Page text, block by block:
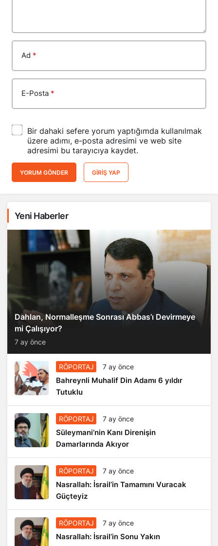
Ad *
E-Posta *
Bir dahaki sefere yorum yaptığımda kullanılmak
üzere adımı, e-posta adresimi ve web site
adresimi bu tarayıcıya kaydet.
YORUM GÖNDER GIRIŞ YAP
Yeni Haberler
Dahlan, Normalleşme Sonrası Abbas’ı Devirmeye
mi Çalışıyor?
7 ay önce
RÖPORTAJ 7 ay önce
Bahreynli Muhalif Din Adamı 6 yıldır
Tutuklu
RÖPORTAJ 7 ay önce
Süleymani’nin Kanı Direnişin
Damarlarında Akıyor
RÖPORTAJ 7 ay önce
Nasrallah: İsrail’in Tamamını Vuracak
Güçteyiz
RÖPORTAJ 7 ay önce
Nasrallah: İsrail’in Sonu Yakın